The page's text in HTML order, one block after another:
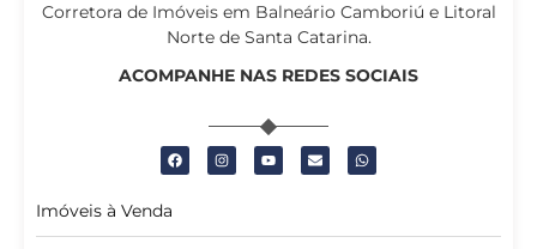
Corretora de Imóveis em Balneário Camboriú e Litoral
Norte de Santa Catarina.
ACOMPANHE NAS REDES SOCIAIS
Imóveis à Venda